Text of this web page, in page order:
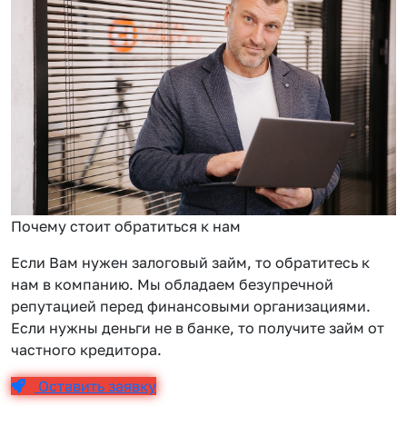
Почему стоит обратиться к нам
Если Вам нужен залоговый займ, то обратитесь к
нам в компанию. Мы обладаем безупречной
репутацией перед финансовыми организациями.
Если нужны деньги не в банке, то получите займ от
частного кредитора.
Оставить заявку